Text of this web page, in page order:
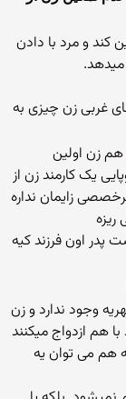
و مرد با دادن
غربی زن چیزی به
هم زن اولین
یک کارمند زن از
زایمان نداره
پدر اون فرزند کیه
وجود ندارد و زن
هم ازدواج میکنند
هم می توان یه